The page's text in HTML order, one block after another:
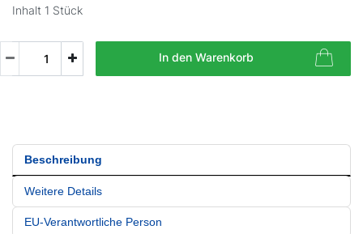
Inhalt 1 Stück
In den Warenkorb
Beschreibung
Weitere Details
EU-Verantwortliche Person